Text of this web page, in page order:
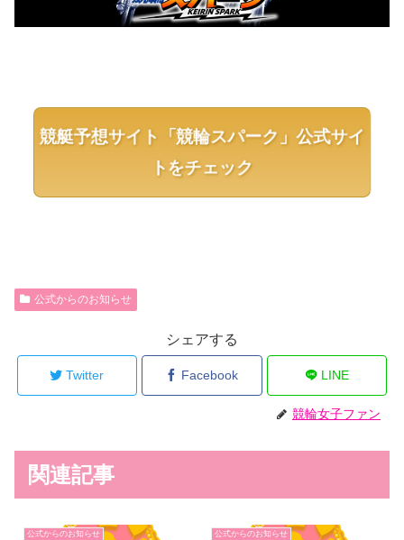
競艇予想サイト「競輪スパーク」公式サイ
トをチェック
公式からのお知らせ
シェアする
Twitter Facebook LINE
競輪女子ファン
関連記事
公式からのお知らせ 公式からのお知らせ